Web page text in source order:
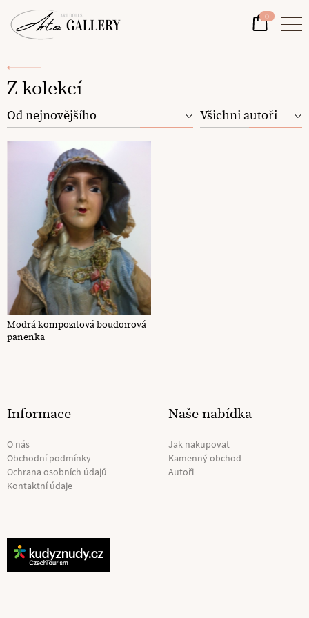
0
Z kolekcí
Od nejnovějšího Všichni autoři
Modrá kompozitová boudoirová
panenka
Informace
O nás
Obchodní podmínky
Ochrana osobních údajů
Kontaktní údaje
Naše nabídka
Jak nakupovat
Kamenný obchod
Autoři